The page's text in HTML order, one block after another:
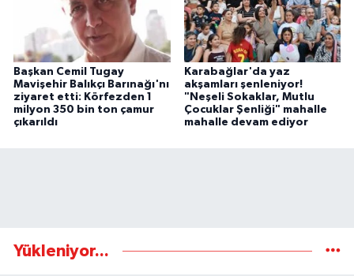
Başkan Cemil Tugay
Mavişehir Balıkçı Barınağı'nı
ziyaret etti: Körfezden 1
milyon 350 bin ton çamur
çıkarıldı
Karabağlar'da yaz
akşamları şenleniyor!
"Neşeli Sokaklar, Mutlu
Çocuklar Şenliği" mahalle
mahalle devam ediyor
Yükleniyor...